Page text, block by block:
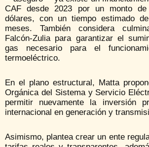
CAF desde 2023 por un monto
dólares, con un tiempo estimado
meses. También considera
Falcón-Zulia para garantizar el
gas necesario para el
termoeléctrico.
En el plano estructural, Matta
Orgánica del Sistema y Servicio
permitir nuevamente la inversión
internacional en generación y
Asimismo, plantea crear un ente